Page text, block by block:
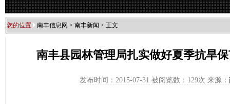
您的位置 南丰信息网 > 南丰新闻 > 正文
南丰县园林管理局扎实做好夏季抗旱
发布时间：2015-07-31 被阅览数： 129次 来源：